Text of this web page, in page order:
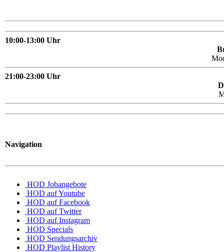
10:00-13:00 Uhr
21:00-23:00 Uhr
Navigation
HOD Jobangebote
HOD auf Youtube
HOD auf Facebook
HOD auf Twitter
HOD auf Instagram
HOD Specials
HOD Sendungsarchiv
HOD Playlist History